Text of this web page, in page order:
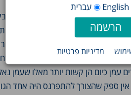
English עברית
מדיניות פרטיות
השבעים המאוחרות שיעורי התעסוקה
חרדים היו דומים לשיעורי התעסוקה באוכלוסייה
כ-40 אחוזים. עקב התפתחויות פוליטיות וחברתיות
ושיעורי התעסוקה ירדו בצורה
עמן כיום הן קשות יותר מאלו שעמן
ספק שהצורך להתפרנס היה אחד